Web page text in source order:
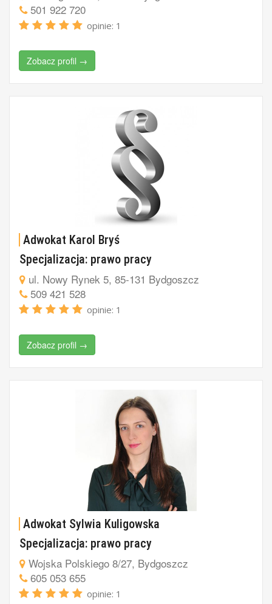
501 922 720
opinie: 1
Zobacz profil →
Adwokat Karol Bryś
Specjalizacja: prawo pracy
ul. Nowy Rynek 5, 85-131 Bydgoszcz
509 421 528
opinie: 1
Zobacz profil →
Adwokat Sylwia Kuligowska
Specjalizacja: prawo pracy
Wojska Polskiego 8/27, Bydgoszcz
605 053 655
opinie: 1